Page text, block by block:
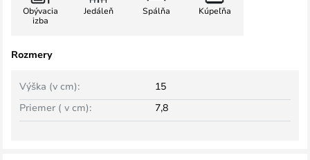
Obývacia
izba
Jedáleň Spálňa Kúpeľňa
Rozmery
Výška (v cm):
15
Priemer ( v cm):
7,8